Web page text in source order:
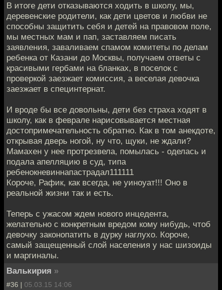
В итоге дети отказываются ходить в школу, мы,
деревенские родители, как дети цветов и любви не
способны защитить себя и детей на правовом поле,
мы местных мам и пап, заставляем писать
заявления, заваливаем спамом комитеты по делам
ребенка от Казани до Москвы, получаем ответы с
красивыми гербами на бланках, в поселок с
проверкой заезжает комиссия, а веселая девочка
заезжает в специнтернат.
И вроде бы все довольны, дети без страха ходят в
школу, как в феврале нарисовывается местная
достопримечательность обратно. Как в том анекдоте,
открывая дверь ногой, ну что, щуки, не ждали?
Мамахен у нее протрезвела, помылась - оделась и
подала апелляцию в суд, типа
ребенокневиннапастрадал111111
Короче, Рафик, как всегда, не уиноуат!!! Оно в
реальной жизни так и есть.
Теперь с ужасом ждем нового инцедента,
желательно с конкретным вредом кому нибудь, чтоб
девочку законопатить в дурку наглухо. Короче,
самый защещенный слой населения у нас шизоиды
и маргиналы.
Валькирия »
#36 | 05.03.15 14:06